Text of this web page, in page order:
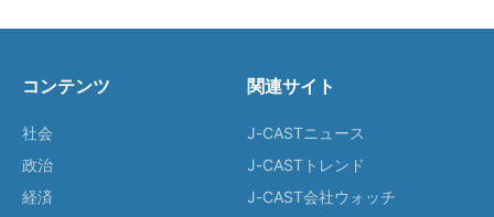
コンテンツ
社会
政治
経済
関連サイト
J-CASTニュース
J-CASTトレンド
J-CAST会社ウォッチ